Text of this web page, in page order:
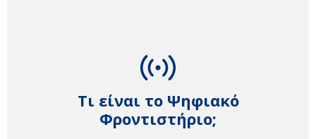
Τι είναι το Ψηφιακό
Φροντιστήριο;